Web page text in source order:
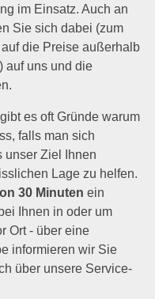
im Einsatz. Auch an
Sie sich dabei (zum
die Preise außerhalb
auf uns und die
gibt es oft Gründe warum
falls man sich
unser Ziel Ihnen
Lage zu helfen.
30 Minuten ein
Ihnen in oder um
Ort - über eine
informieren wir Sie
über unsere Service-